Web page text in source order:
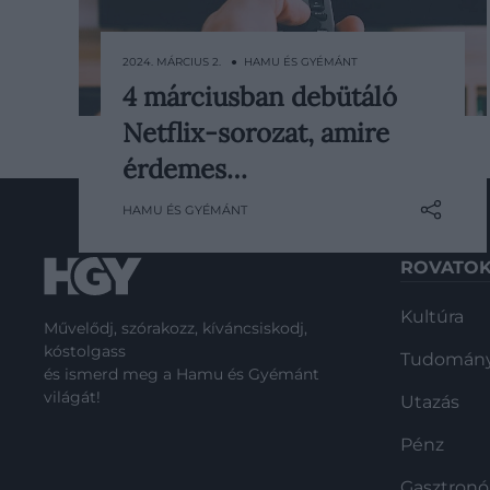
Nem kellett sokat várnunk, hogy
megérkezzen 2024 első Netflix-
sikere, a streamingcsatorna Egy nap
egész piacot letarolta februárban. Ez
márciusra nem maradt semmi,
cikkünkben a legjobbakból ajánlunk
négyet.
2024. MÁRCIUS 2. ● HAMU ÉS GYÉMÁNT
4 márciusban debütáló
Netflix-sorozat, amire
érdemes…
HAMU ÉS GYÉMÁNT
Művelődj, szórakozz, kíváncsiskodj,
kóstolgass
és ismerd meg a Hamu és Gyémánt
világát!
Kultúra
Utazás
Pénz